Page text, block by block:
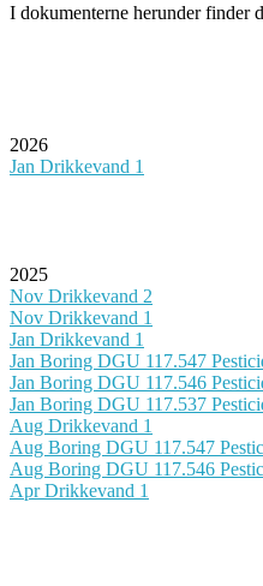
I dokumenterne herunder finder
2026
Jan Drikkevand 1
2025
Nov Drikkevand 2
Nov Drikkevand 1
Jan Drikkevand 1
Jan Boring DGU 117.547
Jan Boring DGU 117.546
Jan Boring DGU 117.537
Aug Drikkevand 1
Aug Boring DGU 117.547
Aug Boring DGU 117.546
Apr Drikkevand 1